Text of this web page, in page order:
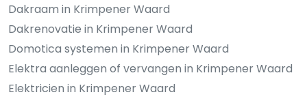
Dakraam in Krimpener Waard
Dakrenovatie in Krimpener Waard
Domotica systemen in Krimpener Waard
Elektra aanleggen of vervangen in Krimpener Waard
Elektricien in Krimpener Waard